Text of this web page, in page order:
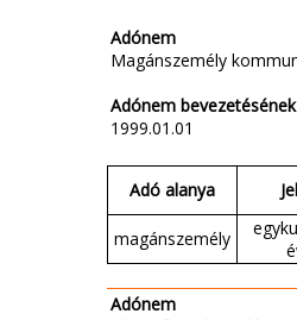
Adónem
Magánszemély
Adónem
1999.01.01
Adó alanya
magánszemély
Adónem